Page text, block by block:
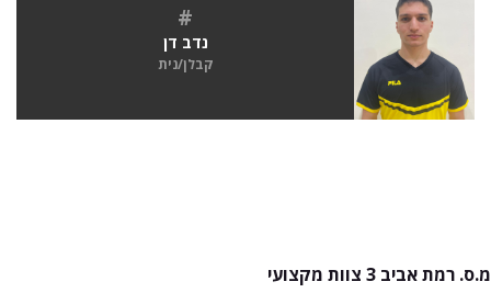
#
נדב דן
קבלן/נית
מ.ס. רמת אביב 3 צוות מקצועי